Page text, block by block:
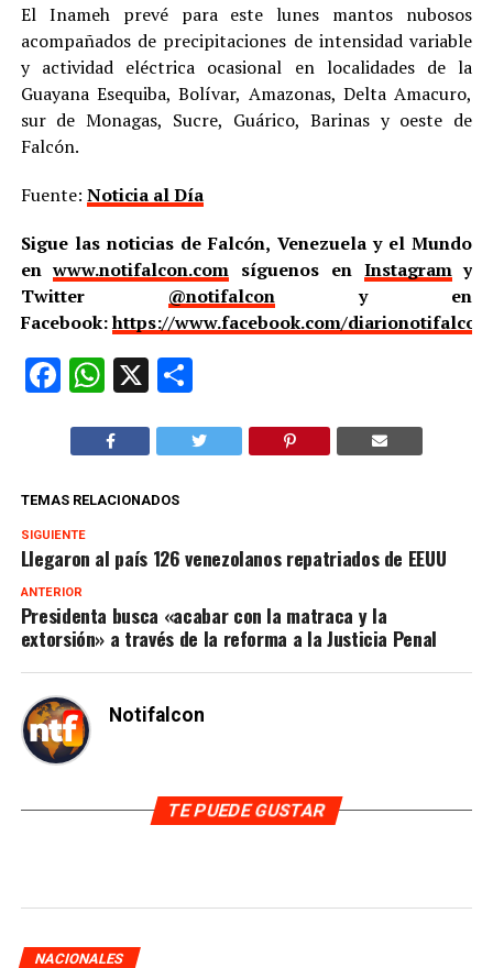
El Inameh prevé para este lunes mantos nubosos
acompañados de precipitaciones de intensidad variable
y actividad eléctrica ocasional en localidades de la
Guayana Esequiba, Bolívar, Amazonas, Delta Amacuro,
sur de Monagas, Sucre, Guárico, Barinas y oeste de
Falcón.
Fuente: Noticia al Día
Sigue las noticias de Falcón, Venezuela y el Mundo
enwww.notifalcon.com síguenos en Instagramy
Twitter @notifalcony en
Facebook:https://www.facebook.com/
Facebook
WhatsApp
X Compartir
TEMAS RELACIONADOS
SIGUIENTE
Llegaron al país 126 venezolanos repatriados de EEUU
ANTERIOR
Presidenta busca «acabar con la matraca y la
extorsión» a través de la reforma a la Justicia Penal
Notifalcon
TE PUEDE GUSTAR
NACIONALES